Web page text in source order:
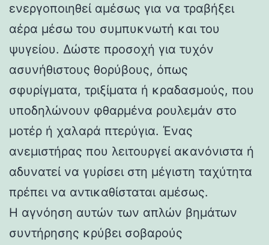
ενεργοποιηθεί αμέσως για να τραβήξει
αέρα μέσω του συμπυκνωτή και του
ψυγείου. Δώστε προσοχή για τυχόν
ασυνήθιστους θορύβους, όπως
σφυρίγματα, τριξίματα ή κραδασμούς, που
υποδηλώνουν φθαρμένα ρουλεμάν στο
μοτέρ ή χαλαρά πτερύγια. Ένας
ανεμιστήρας που λειτουργεί ακανόνιστα ή
αδυνατεί να γυρίσει στη μέγιστη ταχύτητα
πρέπει να αντικαθίσταται αμέσως.
Η αγνόηση αυτών των απλών βημάτων
συντήρησης κρύβει σοβαρούς